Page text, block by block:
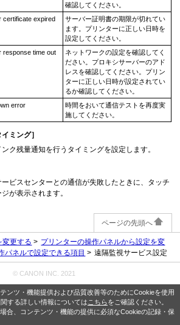
ンツ・機能提供および品質改善等のためにCookieを使用
する詳しい情報については こちらをご確認ください。
合、コンテンツ・機能の提供に必須なCookieの記録・保
確認してください。
certificate expired
サーバー証明書の期限が切れてい
ます。プリンターに正しい日時を
設定してください。
response time out
ネットワークの設定を確認してく
ださい。プロキシサーバーのアド
レスを確認してください。プリン
ターに正しい日時が設定されてい
るか確認してください。
error
時間をおいて通信テストを再度実
施してください。
イミング］
ク残量通知を行うタイミングを設定します。
ービスセンターとの通信が失敗したときに、タッチ
が表示されます。
ページの先頭へ
変更する
プリンターの操作パネルから設定を変
パネルで設定できる項目 遠隔監視サービス設定
© CANON INC. 2021